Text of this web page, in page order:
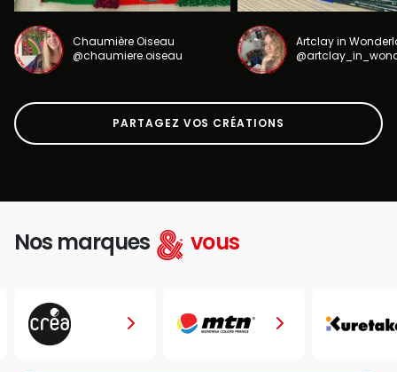
Chaumière Oiseau
@chaumiere.oiseau
Artclay in
PARTAGEZ VOS CRÉATIONS
Nos marques vous